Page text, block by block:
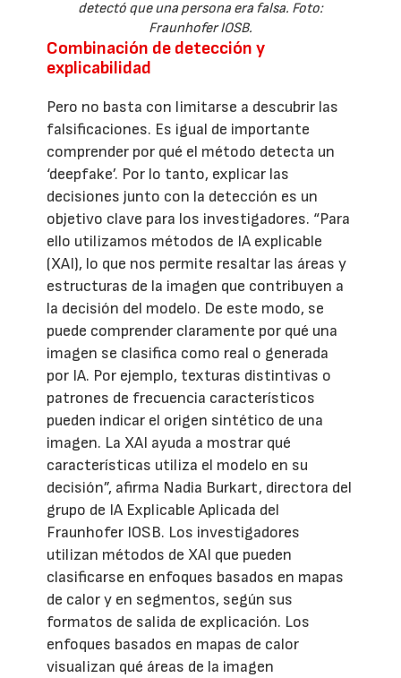
detectó que una persona era falsa. Foto:
Fraunhofer IOSB.
Combinación de detección y
explicabilidad
Pero no basta con limitarse a descubrir las
falsificaciones. Es igual de importante
comprender por qué el método detecta un
‘deepfake’. Por lo tanto, explicar las
decisiones junto con la detección es un
objetivo clave para los investigadores. “Para
ello utilizamos métodos de IA explicable
(XAI), lo que nos permite resaltar las áreas y
estructuras de la imagen que contribuyen a
la decisión del modelo. De este modo, se
puede comprender claramente por qué una
imagen se clasifica como real o generada
por IA. Por ejemplo, texturas distintivas o
patrones de frecuencia característicos
pueden indicar el origen sintético de una
imagen. La XAI ayuda a mostrar qué
características utiliza el modelo en su
decisión”, afirma Nadia Burkart, directora del
grupo de IA Explicable Aplicada del
Fraunhofer IOSB. Los investigadores
utilizan métodos de XAI que pueden
clasificarse en enfoques basados en mapas
de calor y en segmentos, según sus
formatos de salida de explicación. Los
enfoques basados en mapas de calor
visualizan qué áreas de la imagen